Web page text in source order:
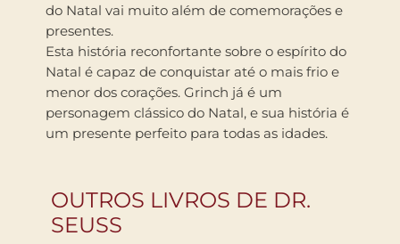
do Natal vai muito além de comemorações e
presentes.
Esta história reconfortante sobre o espírito do
Natal é capaz de conquistar até o mais frio e
menor dos corações. Grinch já é um
personagem clássico do Natal, e sua história é
um presente perfeito para todas as idades.
OUTROS LIVROS DE DR.
SEUSS